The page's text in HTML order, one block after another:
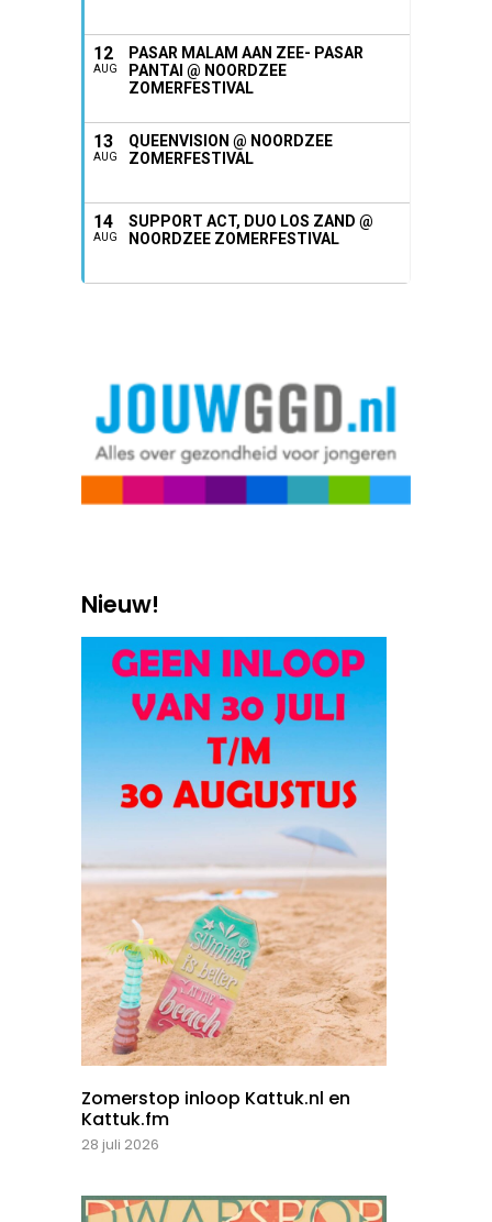
12
AUG
PASAR MALAM AAN ZEE- PASAR
PANTAI @ NOORDZEE
ZOMERFESTIVAL
13
AUG
QUEENVISION @ NOORDZEE
ZOMERFESTIVAL
14
AUG
SUPPORT ACT, DUO LOS ZAND @
NOORDZEE ZOMERFESTIVAL
Nieuw!
Zomerstop inloop Kattuk.nl en
Kattuk.fm
28 juli 2026